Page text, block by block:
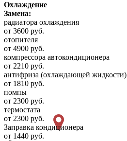
Охлаждение
Замена:
радиатора охлаждения
от 3600 руб.
отопителя
от 4900 руб.
компрессора автокондиционера
от 2210 руб.
антифриза (охлаждающей жидкости)
от 1810 руб.
помпы
от 2300 руб.
термостата
от 2300 руб.
Заправка кондиционера
от 1440 руб.